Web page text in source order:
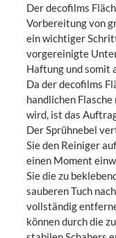
Der decofilms
Vorbereitung von
ein wichtiger
vorgereinigte
Haftung und somit
Da der decofilms
handlichen
wird, ist das
Der Sprühnebel
Sie den Reiniger
einen Moment
Sie die zu
sauberen Tuch
vollständig
können durch die